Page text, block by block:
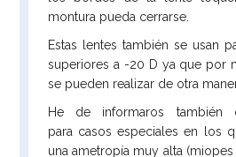
montura pueda cerrarse.
Estas lentes también se usan
superiores a -20 D ya que por
se pueden realizar de otra
He de informaros también
para casos especiales en los
una ametropía muy alta